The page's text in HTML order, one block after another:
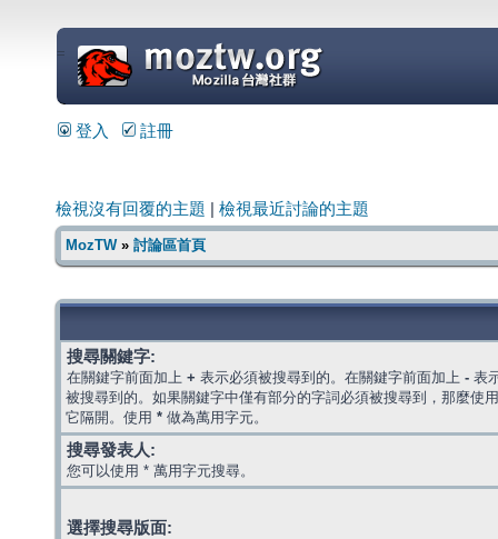
=
登入 註冊
檢視沒有回覆的主題 檢視最近討論的主題
MozTW» 討論區首頁
搜尋關鍵字:
在關鍵字前面加上 + 表示必須被搜尋到的。在關鍵字前面加上 - 表
被搜尋到的。如果關鍵字中僅有部分的字詞必須被搜尋到，那麼使
它隔開。使用 * 做為萬用字元。
搜尋發表人:
您可以使用 * 萬用字元搜尋。
選擇搜尋版面: